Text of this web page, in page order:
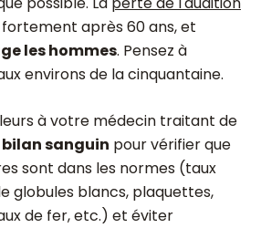
après 60 ans, et
les hommes. Pensez à
environs de la cinquantaine.
à votre médecin traitant de
bilan sanguin pour vérifier que
sont dans les normes (taux
globules blancs, plaquettes,
de fer, etc.) et éviter